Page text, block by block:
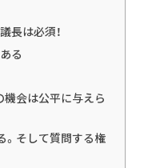
長は必須！
る
会は公平に与えら
そして質問する権